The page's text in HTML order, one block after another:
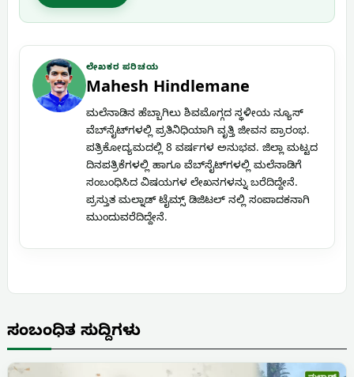
ಲೇಖಕರ ಪರಿಚಯ
Mahesh Hindlemane
ಮಲೆನಾಡಿನ ಹೆಬ್ಬಾಗಿಲು ಶಿವಮೊಗ್ಗದ ಸ್ಥಳೀಯ ನ್ಯೂಸ್
ವೆಬ್‌ಸೈಟ್‌ಗಳಲ್ಲಿ ಪ್ರತಿನಿಧಿಯಾಗಿ ವೃತ್ತಿ ಜೀವನ ಪ್ರಾರಂಭ.
ಪತ್ರಿಕೋದ್ಯಮದಲ್ಲಿ 8 ವರ್ಷಗಳ ಅನುಭವ. ಜಿಲ್ಲಾ ಮಟ್ಟದ
ದಿನಪತ್ರಿಕೆಗಳಲ್ಲಿ ಹಾಗೂ ವೆಬ್‌ಸೈಟ್‌ಗಳಲ್ಲಿ ಮಲೆನಾಡಿಗೆ
ಸಂಬಂಧಿಸಿದ ವಿಷಯಗಳ ಲೇಖನಗಳನ್ನು ಬರೆದಿದ್ದೇನೆ.
ಪ್ರಸ್ತುತ ಮಲ್ನಾಡ್ ಟೈಮ್ಸ್ ಡಿಜಿಟಲ್ ನಲ್ಲಿ ಸಂಪಾದಕನಾಗಿ
ಮುಂದುವರೆದಿದ್ದೇನೆ.
ಸಂಬಂಧಿತ ಸುದ್ದಿಗಳು